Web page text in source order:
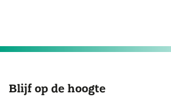
Blijf op de hoogte